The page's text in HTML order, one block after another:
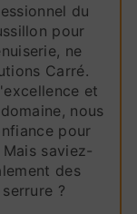
du
pour
ne
Carré.
et
nous
pour
saviez-
des
?